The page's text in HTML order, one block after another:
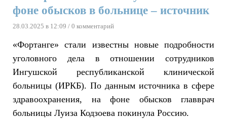
фоне обысков в больнице – источник
28.03.2025 в 12:09 / 0 комментарий
«Фортанге» стали известны новые подробности
уголовного дела в отношении сотрудников
Ингушской республиканской клинической
больницы (ИРКБ). По данным источника в сфере
здравоохранения, на фоне обысков главврач
больницы Луиза Кодзоева покинула Россию.